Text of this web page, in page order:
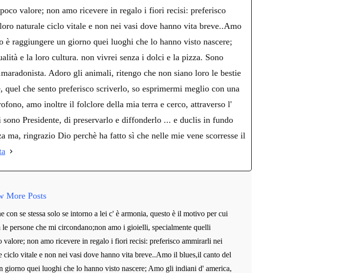
valore; non amo ricevere in regalo i fiori recisi: preferisco
naturale ciclo vitale e non nei vasi dove hanno vita breve..Amo
raggiungere un giorno quei luoghi che lo hanno visto nascere;
e la loro cultura. non vivrei senza i dolci e la pizza. Sono
Adoro gli animali, ritengo che non siano loro le bestie
quel che sento preferisco scriverlo, so esprimermi meglio con una
amo inoltre il folclore della mia terra e cerco, attraverso l'
Presidente, di preservarlo e diffonderlo ... e duclis in fundo
ringrazio Dio perchè ha fatto sì che nelle mie vene scorresse il
More Posts
con se stessa solo se intorno a lei c' è armonia, questo è il motivo per cui
persone che mi circondano;non amo i gioielli, specialmente quelli
valore; non amo ricevere in regalo i fiori recisi: preferisco ammirarli nei
vitale e non nei vasi dove hanno vita breve..Amo il blues,il canto del
giorno quei luoghi che lo hanno visto nascere; Amo gli indiani d' america,